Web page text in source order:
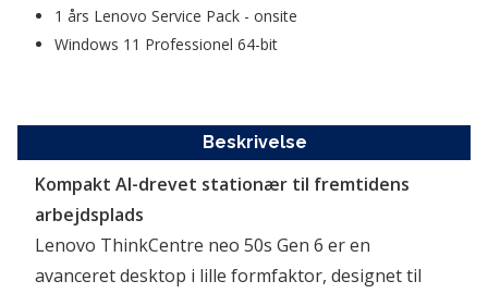
1 års Lenovo Service Pack - onsite
Windows 11 Professionel 64-bit
Beskrivelse
Kompakt AI-drevet stationær til fremtidens
arbejdsplads
Lenovo ThinkCentre neo 50s Gen 6 er en
avanceret desktop i lille formfaktor, designet til